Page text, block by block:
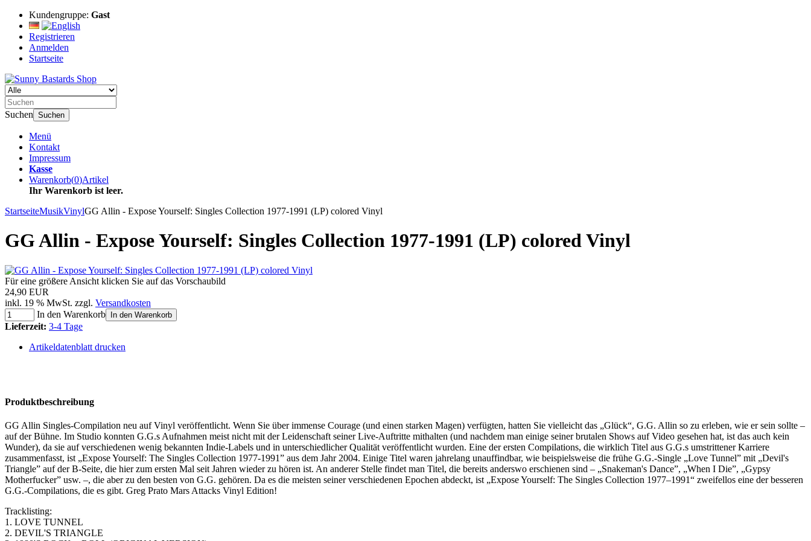
Kundengruppe: Gast
Registrieren
Anmelden
Startseite
Suchen Suchen
Menü
Kontakt
Impressum
Kasse
Warenkorb(0)Artikel
Ihr Warenkorb ist leer.
StartseiteMusikVinylGG Allin - Expose Yourself: Singles Collection 1977-1991 (LP) colored Vinyl
GG Allin - Expose Yourself: Singles Collection 1977-1991 (LP) colored Vinyl
Für eine größere Ansicht klicken Sie auf das Vorschaubild
24,90 EUR
inkl. 19 % MwSt. zzgl. Versandkosten
In den Warenkorb
In den Warenkorb
Lieferzeit: 3-4 Tage
Artikeldatenblatt drucken
Produktbeschreibung
GG Allin Singles-Compilation neu auf Vinyl veröffentlicht. Wenn Sie über immense Courage (und einen starken Magen) verfügten, hatten Sie vielleicht das „Glück“, G.G. Allin so zu erleben, wie er sein sollte –
auf der Bühne. Im Studio konnten G.G.s Aufnahmen meist nicht mit der Leidenschaft seiner Live-Auftritte mithalten (und nachdem man einige seiner brutalen Shows auf Video gesehen hat, ist das auch kein
Wunder), da sie auf verschiedenen wenig bekannten Indie-Labels und in unterschiedlicher Qualität veröffentlicht wurden. Eine der ersten Compilations, die wirklich Titel aus G.G.s umstrittener Karriere
zusammenfasst, ist „Expose Yourself: The Singles Collection 1977-1991” aus dem Jahr 2004. Einige Titel waren jahrelang unauffindbar, wie beispielsweise die frühe G.G.-Single „Love Tunnel” mit „Devil's
Triangle” auf der B-Seite, die hier zum ersten Mal seit Jahren wieder zu hören ist. An anderer Stelle findet man Titel, die bereits anderswo erschienen sind – „Snakeman's Dance”, „When I Die”, „Gypsy
Motherfucker” usw. –, die aber zu den besten von G.G. gehören. Da es die meisten seiner verschiedenen Epochen abdeckt, ist „Expose Yourself: The Singles Collection 1977–1991“ zweifellos eine der besseren
G.G.-Compilations, die es gibt. Greg Prato Mars Attacks Vinyl Edition!
Tracklisting:
1. LOVE TUNNEL
2. DEVIL'S TRIANGLE